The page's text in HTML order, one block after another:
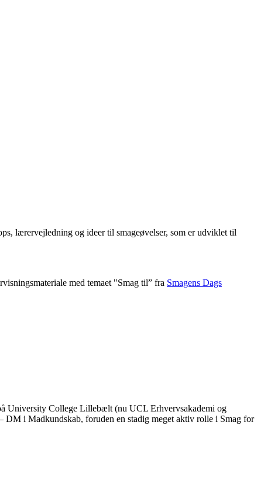
lærervejledning og ideer til smageøvelser, som er udviklet til
med temaet "Smag til” fra Smagens Dags
University College Lillebælt (nu UCL Erhvervsakademi og
DM i Madkundskab, foruden en stadig meget aktiv rolle i Smag for